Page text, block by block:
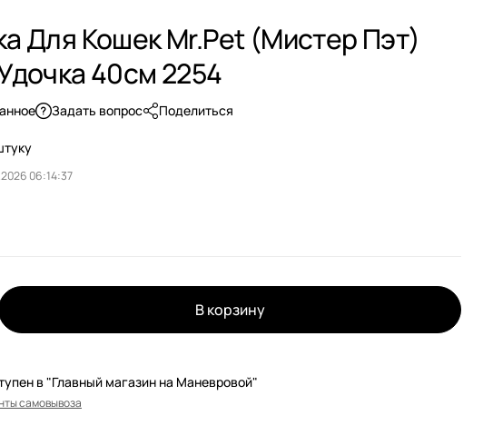
Для Кошек Mr.Pet (Мистер Пэт)
40см 2254
Задать вопрос Поделиться
В корзину
в "Главный магазин на Маневровой"
самовывоза